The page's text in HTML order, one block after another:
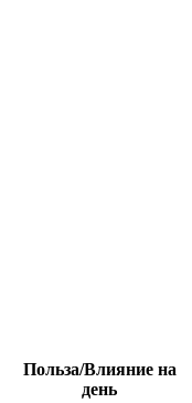
Польза/Влияние на
день